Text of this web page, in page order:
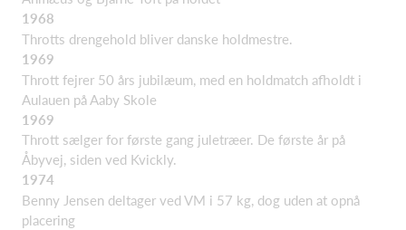
1968
Throtts drengehold bliver danske holdmestre.
1969
Thrott fejrer 50 års jubilæum, med en holdmatch afholdt i
Aulauen på Aaby Skole
1969
Thrott sælger for første gang juletræer. De første år på
Åbyvej, siden ved Kvickly.
1974
Benny Jensen deltager ved VM i 57 kg, dog uden at opnå
placering